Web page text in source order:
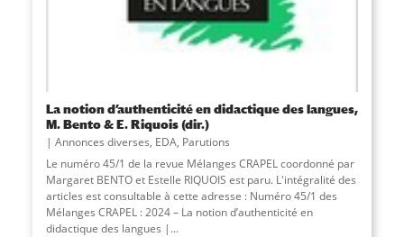
La notion d’authenticité en didactique des langues,
M. Bento & E. Riquois (dir.)
Annonces diverses, EDA, Parutions
Le numéro 45/1 de la revue Mélanges CRAPEL coordonné par
Margaret BENTO et Estelle RIQUOIS est paru. L'intégralité des
articles est consultable à cette adresse : Numéro 45/1 des
Mélanges CRAPEL : 2024 – La notion d’authenticité en
didactique des langues | ...